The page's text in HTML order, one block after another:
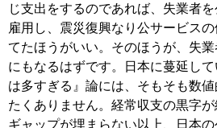
じ支出をするのであれば、失業者
雇用し、震災復興なり公サービス
てたほうがいい。そのほうが、失
にもなるはずです。日本に蔓延し
は多すぎる』論には、そもそも数
たくありません。経常収支の黒字
ギャップが埋まらない以上、日本